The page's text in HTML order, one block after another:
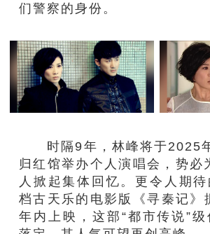
们警察的身份。
时隔9年，林峰将于2025
归红馆举办个人演唱会，势必
人掀起集体回忆。更令人期
档古天乐的电影版《寻秦记》
年内上映，这部“都市传说”